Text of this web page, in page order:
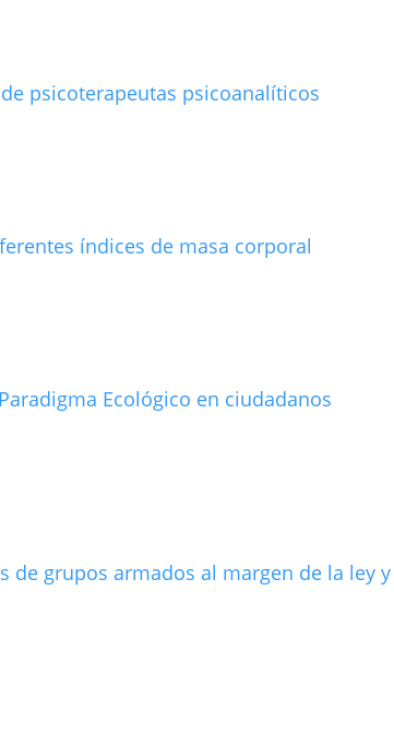
psicoterapeutas psicoanalíticos
índices de masa corporal
Ecológico en ciudadanos
de grupos armados al margen de la ley y